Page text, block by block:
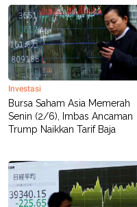
Investasi
Bursa Saham Asia Memerah
Senin (2/6), Imbas Ancaman
Trump Naikkan Tarif Baja